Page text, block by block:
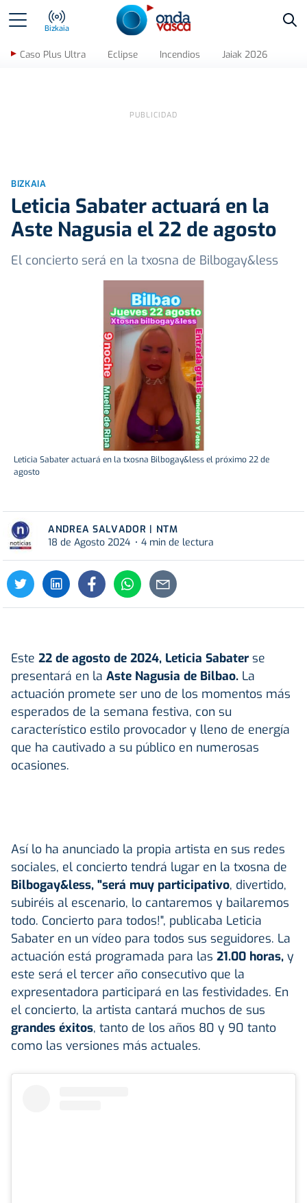
Bizkaia
Caso Plus Ultra Eclipse Incendios Jaiak 2026
BIZKAIA
Leticia Sabater actuará en la
Aste Nagusia el 22 de agosto
El concierto será en la txosna de Bilbogay&less
Leticia Sabater actuará en la txosna Bilbogay&less el próximo 22 de
agosto
ANDREA SALVADOR | NTM
18 de Agosto 2024
4 min de lectura
Este 22 de agosto de 2024, Leticia Sabater se
presentará en la Aste Nagusia de Bilbao. La
actuación promete ser uno de los momentos más
esperados de la semana festiva, con su
característico estilo provocador y lleno de energía
que ha cautivado a su público en numerosas
ocasiones.
Así lo ha anunciado la propia artista en sus redes
sociales, el concierto tendrá lugar en la txosna de
Bilbogay&less, "será muy participativo, divertido,
subiréis al escenario, lo cantaremos y bailaremos
todo. Concierto para todos!", publicaba Leticia
Sabater en un vídeo para todos sus seguidores. La
actuación está programada para las 21.00 horas, y
este será el tercer año consecutivo que la
expresentadora participará en las festividades. En
el concierto, la artista cantará muchos de sus
grandes éxitos, tanto de los años 80 y 90 tanto
como las versiones más actuales.